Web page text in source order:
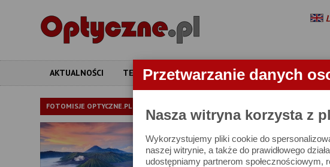
Przetwarzanie danych
Nasza witryna korzysta z
Wykorzystujemy pliki cookie do
naszej witrynie, a także do prawidłowego
udostępniamy partnerom
AKTUALNOŚCI TESTY ARTYKUŁY APARATY OBIEKTYWY
FOTOMISJE OPTYCZNE.PL LORNETKI
W bazie znajduje się